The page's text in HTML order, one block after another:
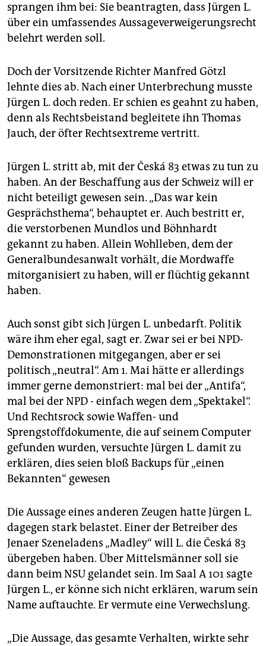
sprangen ihm bei: Sie beantragten, dass Jürgen L.
über ein umfassendes Aussageverweigerungsrecht
belehrt werden soll.
Doch der Vorsitzende Richter Manfred Götzl
lehnte dies ab. Nach einer Unterbrechung musste
Jürgen L. doch reden. Er schien es geahnt zu haben,
denn als Rechtsbeistand begleitete ihn Thomas
Jauch, der öfter Rechtsextreme vertritt.
Jürgen L. stritt ab, mit der Česká 83 etwas zu tun zu
haben. An der Beschaffung aus der Schweiz will er
nicht beteiligt gewesen sein. „Das war kein
Gesprächsthema“, behauptet er. Auch bestritt er,
die verstorbenen Mundlos und Böhnhardt
gekannt zu haben. Allein Wohlleben, dem der
Generalbundesanwalt vorhält, die Mordwaffe
mitorganisiert zu haben, will er flüchtig gekannt
haben.
Auch sonst gibt sich Jürgen L. unbedarft. Politik
wäre ihm eher egal, sagt er. Zwar sei er bei NPD-
Demonstrationen mitgegangen, aber er sei
politisch „neutral“. Am 1. Mai hätte er allerdings
immer gerne demonstriert: mal bei der „Antifa“,
mal bei der NPD - einfach wegen dem „Spektakel“.
Und Rechtsrock sowie Waffen- und
Sprengstoffdokumente, die auf seinem Computer
gefunden wurden, versuchte Jürgen L. damit zu
erklären, dies seien bloß Backups für „einen
Bekannten“ gewesen
Die Aussage eines anderen Zeugen hatte Jürgen L.
dagegen stark belastet. Einer der Betreiber des
Jenaer Szeneladens „Madley“ will L. die Česká 83
übergeben haben. Über Mittelsmänner soll sie
dann beim NSU gelandet sein. Im Saal A 101 sagte
Jürgen L., er könne sich nicht erklären, warum sein
Name auftauchte. Er vermute eine Verwechslung.
„Die Aussage, das gesamte Verhalten, wirkte sehr